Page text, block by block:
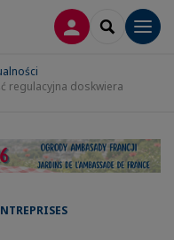
LOGOWANIE
SEARCH
regulacyjna doskwiera